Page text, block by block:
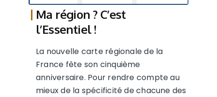
Ma région ? C’est
l’Essentiel !
La nouvelle carte régionale de la
France fête son cinquième
anniversaire. Pour rendre compte au
mieux de la spécificité de chacune des